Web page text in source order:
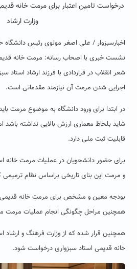
درخواست تامین اعتبار برای مرمت خانه
وزارت ارشاد
اخبارسبزوار / علی اصغر مولوی رئیس
نشست خبری با اصحاب رسانه: مرمت خانه
شعر انقلاب در قراردادی با فرزند ارشاد استاد
اجرایی شدن مرمت آن نیازمند مقدماتی است.
در ابتدا برای ورود دانشگاه به موضوع مرمت
شاید بلحاظ معماری ارزش بالایی نداشته باشد
قابلیت ثبت ملی دارد.
برای حضور دانشجویان در عملیات مرمت خانه
و مرمت این بنای تاریخی براساس نظام
بودجه معین و مشخص برای مرمت خانه قدیمی
همچنین مراحل چگونگی انجام عملیات
همچنین قرار شده که از وزارت فرهنگ و ارشاد
خانه قدیمی استاد سبزواری درخواست شود.